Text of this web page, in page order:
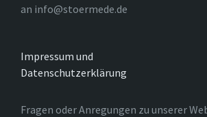
an info@stoermede.de
Impressum und
Datenschutzerklärung
Fragen oder Anregungen zu unserer